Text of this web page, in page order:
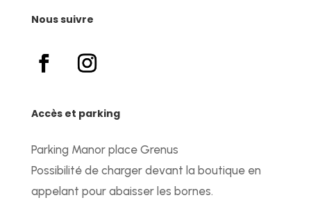
Nous suivre
Accès et parking
Parking Manor place Grenus
Possibilité de charger devant la boutique en
appelant pour abaisser les bornes.